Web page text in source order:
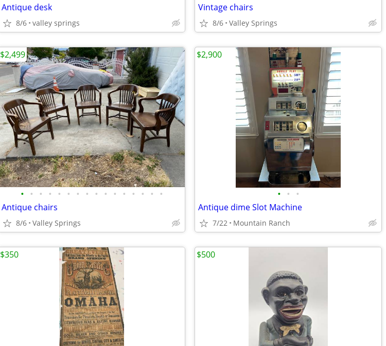
Antique desk
8/6 valley springs
Vintage chairs
8/6 Valley Springs
• • • • • • • • • • • • • • • •
Antique chairs
8/6 Valley Springs
$2,499
• • •
Antique dime Slot Machine
7/22 Mountain Ranch
$2,900
$350 $500